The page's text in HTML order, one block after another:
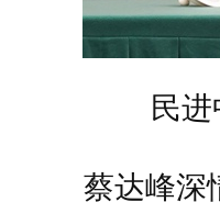
民
蔡达峰深情